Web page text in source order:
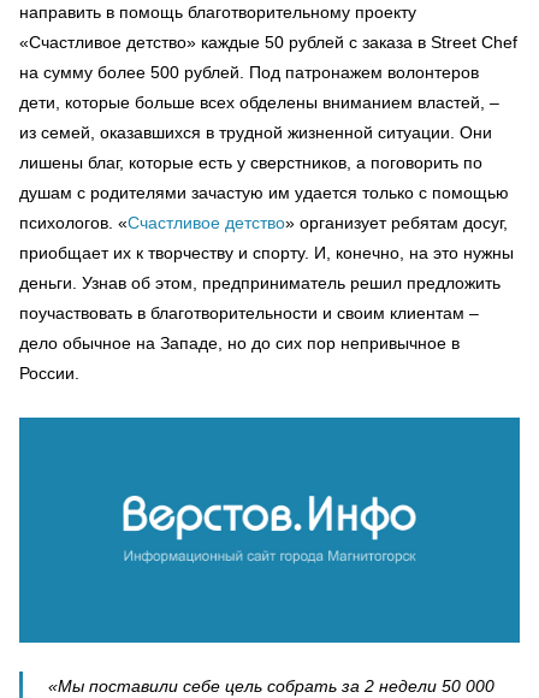
направить в помощь благотворительному проекту
«Счастливое детство» каждые 50 рублей с заказа в Street Chef
на сумму более 500 рублей. Под патронажем волонтеров
дети, которые больше всех обделены вниманием властей, –
из семей, оказавшихся в трудной жизненной ситуации. Они
лишены благ, которые есть у сверстников, а поговорить по
душам с родителями зачастую им удается только с помощью
психологов. «Счастливое детство» организует ребятам досуг,
приобщает их к творчеству и спорту. И, конечно, на это нужны
деньги. Узнав об этом, предприниматель решил предложить
поучаствовать в благотворительности и своим клиентам –
дело обычное на Западе, но до сих пор непривычное в
России.
«Мы поставили себе цель собрать за 2 недели 50 000